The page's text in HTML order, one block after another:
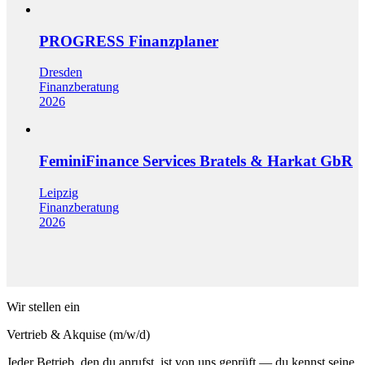
PROGRESS Finanzplaner
Dresden
Finanzberatung
2026
FeminiFinance Services Bratels & Harkat GbR
Leipzig
Finanzberatung
2026
Wir stellen ein
Vertrieb & Akquise (m/w/d)
Jeder Betrieb, den du anrufst, ist von uns geprüft — du kennst seine